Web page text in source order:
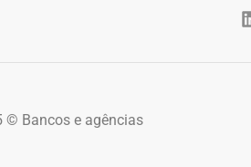
© Bancos e agências